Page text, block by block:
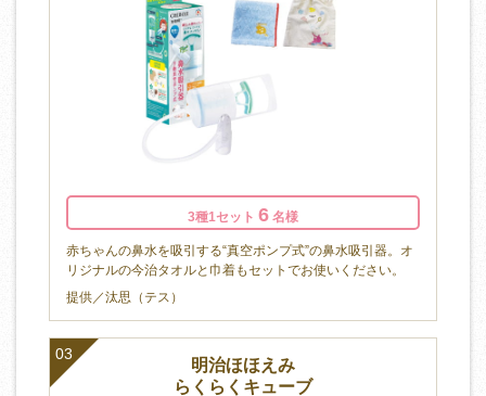
3種1セット 6 名様
赤ちゃんの鼻水を吸引する“真空ポンプ式”の鼻水吸引器。オ
リジナルの今治タオルと巾着もセットでお使いください。
提供／汰思（テス）
03
明治ほほえみ
らくらくキューブ